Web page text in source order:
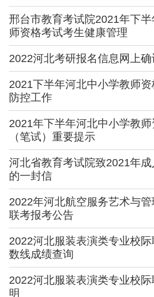
邢台市教育考试院2021年下
师资格考试考生健康管理
2022河北考研报名信息网上确
2021下半年河北中小学教师
防控工作
2021年下半年河北中小学教
（笔试）重要提示
河北省教育考试院致2021年成
的一封信
2022年河北航空服务艺术与
联考报考公告
2022河北服装表演类专业校
数线成绩查询
2022河北服装表演类专业校
明